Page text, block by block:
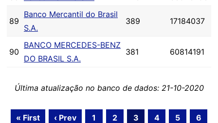
89
Banco Mercantil do Brasil
S.A.
389 17184037
90
BANCO MERCEDES-BENZ
DO BRASIL S.A.
381 60814191
Última atualização no banco de dados: 21-10-2020
« First ‹ Prev 1 2 3 4 5
6